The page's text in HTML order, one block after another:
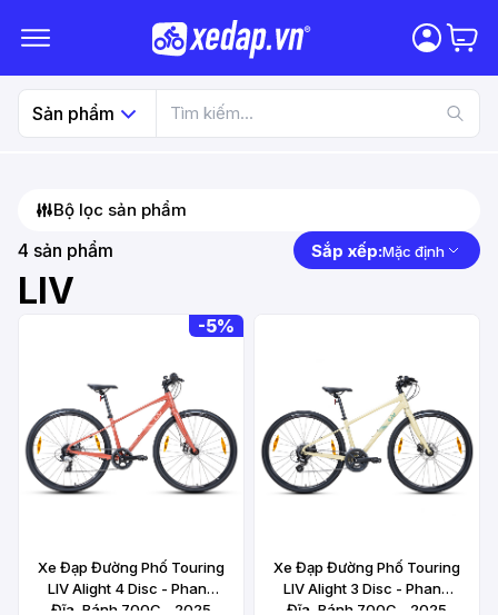
Sản phẩm
Bộ lọc sản phẩm
4 sản phẩm Sắp xếp:Mặc định
LIV
-5%
Xe Đạp Đường Phố Touring
LIV Alight 4 Disc - Phanh
Đĩa, Bánh 700C - 2025
Xe Đạp Đường Phố Touring
LIV Alight 3 Disc - Phanh
Đĩa, Bánh 700C - 2025